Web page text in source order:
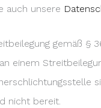
auch unsere
gemäß §
einem
nicht bereit.